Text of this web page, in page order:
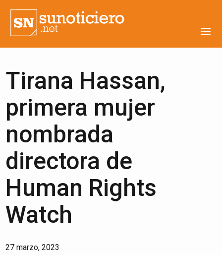
Tirana Hassan,
primera mujer
nombrada
directora de
Human Rights
Watch
27 marzo, 2023